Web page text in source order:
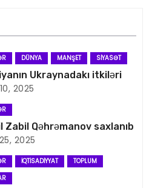
DÜNYA MANŞET SIYASƏT
Ukraynadakı itkiləri
2025
Zabil Qəhrəmanov saxlanıb
2025
İQTISADIYYAT
TOPLUM